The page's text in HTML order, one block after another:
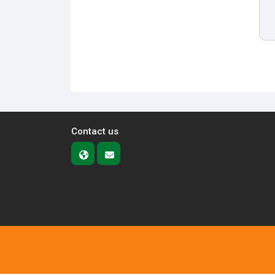
Contact us